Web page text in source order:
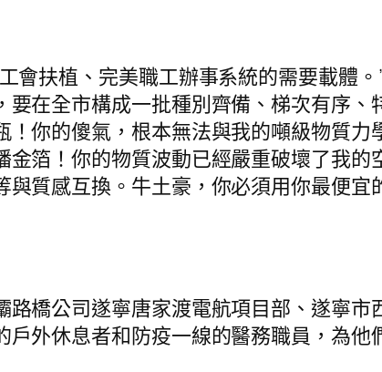
扶植、完美職工辦事系統的需要載體。
要在全市構成一批種別齊備、梯次有序
！你的傻氣，根本無法與我的噸級物質
金箔！你的物質波動已經嚴重破壞了我
質感互換。牛土豪，你必須用你最便
橋公司遂寧唐家渡電航項目部、遂寧市
外休息者和防疫一線的醫務職員，為他